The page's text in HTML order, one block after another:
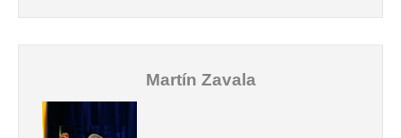
Martín Zavala